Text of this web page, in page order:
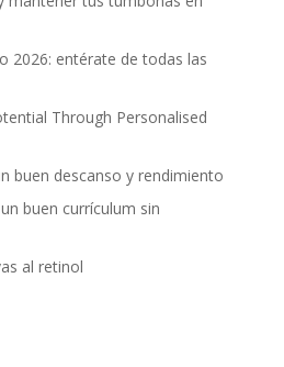
2026: entérate de todas las
Through Personalised
buen descanso y rendimiento
buen currículum sin
al retinol